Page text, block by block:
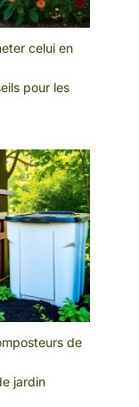
celui en
pour les
de
jardin